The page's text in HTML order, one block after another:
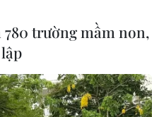
trường mầm non,